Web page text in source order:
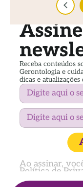
Receba conteúdos
Gerontologia e
dicas e
Ao assinar,
Política de